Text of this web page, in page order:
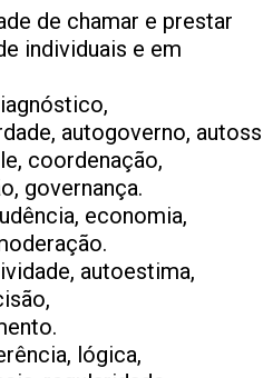
de chamar e prestar
individuais e em
autogoverno,
coordenação,
governança.
economia,
autoestima,
lógica,